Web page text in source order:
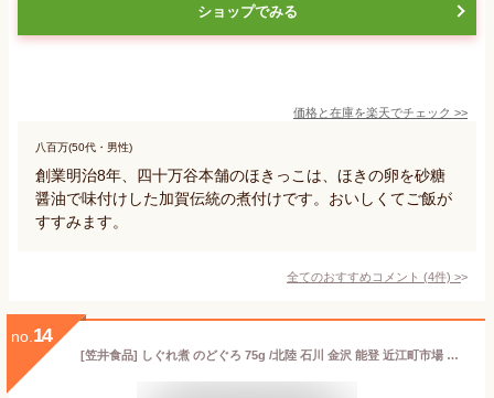
ショップでみる
価格と在庫を楽天でチェック >>
八百万(50代・男性)
創業明治8年、四十万谷本舗のほきっこは、ほきの卵を砂糖
醤油で味付けした加賀伝統の煮付けです。おいしくてご飯が
すすみます。
全てのおすすめコメント (4件) >
no. 14
[笠井食品] しぐれ煮 のどぐろ 75g /北陸 石川 金沢 能登 近江町市場 のどぐろ 惣菜 時雨煮 ご飯のお供